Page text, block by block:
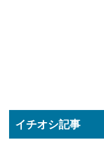
イチオシ記事